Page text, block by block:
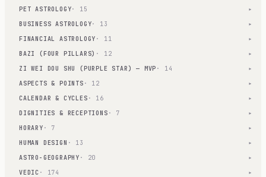
PET ASTROLOGY· 15 ▾
BUSINESS ASTROLOGY· 13 ▾
FINANCIAL ASTROLOGY · 11 ▾
BAZI (FOUR PILLARS) · 12 ▾
ZI WEI DOU SHU (PURPLE STAR) — MVP · 14 ▾
ASPECTS & POINTS · 12 ▾
CALENDAR & CYCLES · 16 ▾
DIGNITIES & RECEPTIONS · 7 ▾
HORARY · 7 ▾
HUMAN DESIGN · 13 ▾
ASTRO-GEOGRAPHY · 20 ▾
VEDIC · 174 ▾